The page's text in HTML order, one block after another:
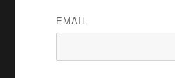
EMAIL